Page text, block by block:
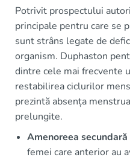
Potrivit prospectului
principale pentru care se
sunt strâns legate de
organism. Duphaston
dintre cele mai frecvente
restabilirea ciclurilor
prezintă absența
prelungite.
Amenoreea secundară
femei care anterior au